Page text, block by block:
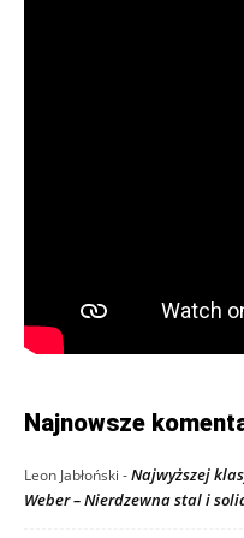
Najnowsze
Leon Jabłoński -Najwyższej
Weber – Nierdzewna stal i